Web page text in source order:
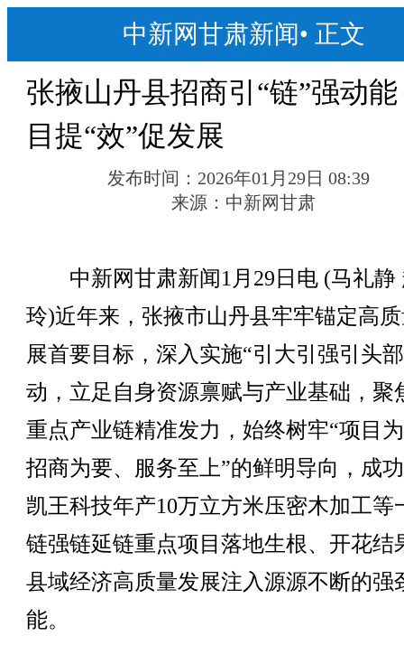
中新网甘肃新闻• 正文
张掖山丹县招商引“链”强动
目提“效”促发展
发布时间： 2026年01月29日 08:39
来源： 中新网甘肃
中新网甘肃新闻1月29日电 (马礼静
玲)近年来，张掖市山丹县牢牢锚定高
展首要目标，深入实施“引大引强引头
动，立足自身资源禀赋与产业基础，聚
重点产业链精准发力，始终树牢“项目
招商为要、服务至上”的鲜明导向，成
凯王科技年产10万立方米压密木加工等
链强链延链重点项目落地生根、开花结
县域经济高质量发展注入源源不断的强
能。